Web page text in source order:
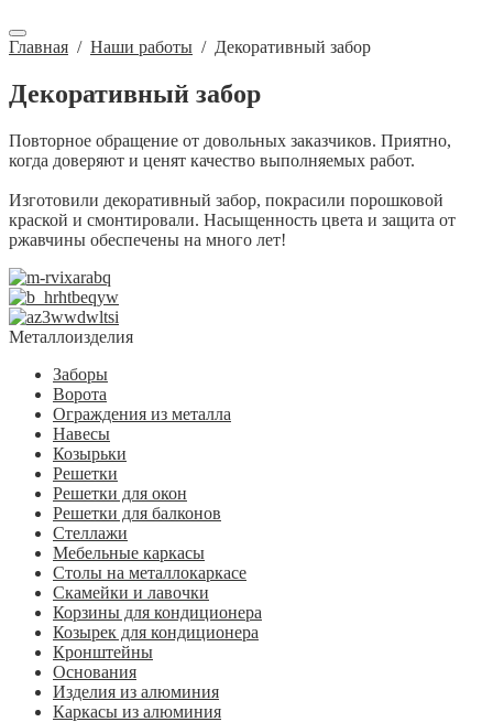
Главная / Наши работы / Декоративный забор
Декоративный забор
Повторное обращение от довольных заказчиков. Приятно,
когда доверяют и ценят качество выполняемых работ.
Изготовили декоративный забор, покрасили порошковой
краской и смонтировали. Насыщенность цвета и защита от
ржавчины обеспечены на много лет!
Металлоизделия
Заборы
Ворота
Ограждения из металла
Навесы
Козырьки
Решетки
Решетки для окон
Решетки для балконов
Стеллажи
Мебельные каркасы
Столы на металлокаркасе
Скамейки и лавочки
Корзины для кондиционера
Козырек для кондиционера
Кронштейны
Основания
Изделия из алюминия
Каркасы из алюминия